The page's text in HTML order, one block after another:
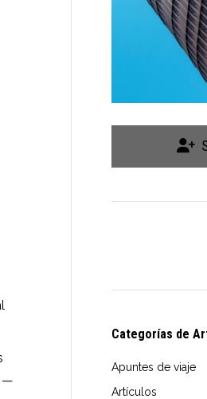
—
Categorías de
Apuntes de viaje
Artículos